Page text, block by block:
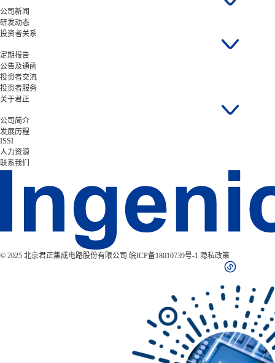
公司新闻
研发动态
投资者关系
定期报告
公告及通函
投资者交流
投资者服务
关于君正
公司简介
发展历程
ISSI
人力资源
联系我们
© 2025 北京君正集成电路股份有限公司 皖ICP备18010739号-1 隐私政策